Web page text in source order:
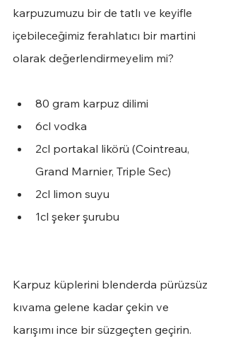
karpuzumuzu bir de tatlı ve keyifle
içebileceğimiz ferahlatıcı bir martini
olarak değerlendirmeyelim mi?
80 gram karpuz dilimi
6cl vodka
2cl portakal likörü (Cointreau,
Grand Marnier, Triple Sec)
2cl limon suyu
1cl şeker şurubu
Karpuz küplerini blenderda pürüzsüz
kıvama gelene kadar çekin ve
karışımı ince bir süzgeçten geçirin.